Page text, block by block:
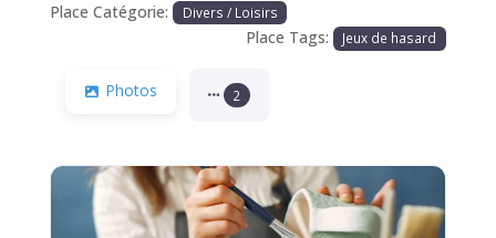
Place Catégorie: Divers / Loisirs
Place Tags: Jeux de hasard
Photos 2